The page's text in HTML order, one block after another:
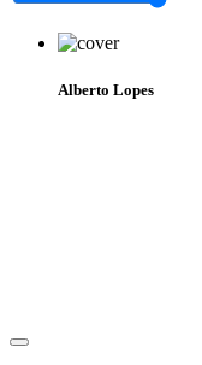
Alberto Lopes